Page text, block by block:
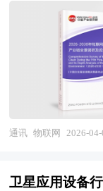
从而构建区域
件的形成，如
理，在企业引
系等。目前，
现产业发展目
区的一般特征
企业的产业关
国家经济信息
关总署、全国
心、中国行业
基础信息以及
提供的大量资
供需状况、发
析，重点分析
行业竞争力，
国商业信息中
业研究网、全
息以及专业研
我国网络安全
行市场研究工
也可作为金融
控攻坚的关键
线仍占据存量
明确，TSN技
制与大数据传
移动机器人、
值，但芯片模
统融合等制约
景的应用谨慎
物的全面互联
的深刻变革注
多年发展，我
座，形成了涵
业正从早期的
期，市场格局
绕技术、场景
通讯 物联网 2026-04-
卫星应用设备